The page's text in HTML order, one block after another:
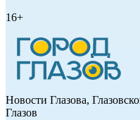
16+
Новости Глазова,
Глазов